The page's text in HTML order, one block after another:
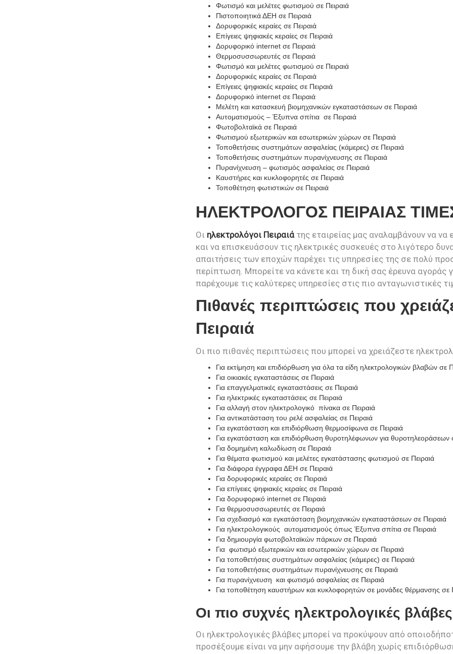
Φωτισμό και μελέτες φωτισμού σε Πειραιά
Πιστοποιητικά ΔΕΗ σε Πειραιά
Δορυφορικές κεραίες σε Πειραιά
Επίγειες ψηφιακές κεραίες σε Πειραιά
Δορυφορικό internet σε Πειραιά
Θερμοσυσσωρευτές σε Πειραιά
Φωτισμό και μελέτες φωτισμού σε Πειραιά
Δορυφορικές κεραίες σε Πειραιά
Επίγειες ψηφιακές κεραίες σε Πειραιά
Δορυφορικό internet σε Πειραιά
Μελέτη και κατασκευή βιομηχανικών εγκαταστάσεων σε Πειραιά
Αυτοματισμούς – Έξυπνα σπίτια σε Πειραιά
Φωτοβολταϊκά σε Πειραιά
Φωτισμού εξωτερικών και εσωτερικών χώρων σε Πειραιά
Τοποθετήσεις συστημάτων ασφαλείας (κάμερες) σε Πειραιά
Τοποθετήσεις συστημάτων πυρανίχνευσης σε Πειραιά
Πυρανίχνευση – φωτισμός ασφαλείας σε Πειραιά
Καυστήρες και κυκλοφορητές σε Πειραιά
Τοποθέτηση φωτιστικών σε Πειραιά
ΗΛΕΚΤΡΟΛΟΓΟΣ ΠΕΙΡΑΙΑΣ
Οι ηλεκτρολόγοι Πειραιά της εταιρείας μας αναλαμβάνουν να
και να επισκευάσουν τις ηλεκτρικές συσκευές στο λιγότερο
απαιτήσεις των εποχών παρέχει τις υπηρεσίες της σε πολύ
περίπτωση. Μπορείτε να κάνετε και τη δική σας έρευνα αγοράς
παρέχουμε τις καλύτερες υπηρεσίες στις πιο ανταγωνιστικές
Πιθανές περιπτώσεις που
Πειραιά
Οι πιο πιθανές περιπτώσεις που μπορεί να χρειάζεστε
Για εκτίμηση και επιδιόρθωση για όλα τα είδη ηλεκτρολογικών βλαβών σε
Για οικιακές εγκαταστάσεις σε Πειραιά
Για επαγγελματικές εγκαταστάσεις σε Πειραιά
Για ηλεκτρικές εγκαταστάσεις σε Πειραιά
Για αλλαγή στον ηλεκτρολογικό πίνακα σε Πειραιά
Για αντικατάσταση του ρελέ ασφαλείας σε Πειραιά
Για εγκατάσταση και επιδιόρθωση θερμοσίφωνα σε Πειραιά
Για εγκατάσταση και επιδιόρθωση θυροτηλέφωνων για θυροτηλεοράσεων
Για δομημένη καλωδίωση σε Πειραιά
Για θέματα φωτισμού και μελέτες εγκατάστασης φωτισμού σε Πειραιά
Για διάφορα έγγραφα ΔΕΗ σε Πειραιά
Για δορυφορικές κεραίες σε Πειραιά
Για επίγειες ψηφιακές κεραίες σε Πειραιά
Για δορυφορικό internet σε Πειραιά
Για θερμοσυσσωρευτές σε Πειραιά
Για σχεδιασμό και εγκατάσταση βιομηχανικών εγκαταστάσεων σε Πειραιά
Για ηλεκτρολογικούς αυτοματισμούς όπως Έξυπνα σπίτια σε Πειραιά
Για δημιουργία φωτοβολταϊκών πάρκων σε Πειραιά
Για φωτισμό εξωτερικών και εσωτερικών χώρων σε Πειραιά
Για τοποθετήσεις συστημάτων ασφαλείας (κάμερες) σε Πειραιά
Για τοποθετήσεις συστημάτων πυρανίχνευσης σε Πειραιά
Για πυρανίχνευση και φωτισμό ασφαλείας σε Πειραιά
Για τοποθέτηση καυστήρων και κυκλοφορητών σε μονάδες θέρμανσης σε
Οι πιο συχνές ηλεκτρολογικές
Οι ηλεκτρολογικές βλάβες μπορεί να προκύψουν από
προσέξουμε είναι να μην αφήσουμε την βλάβη χωρίς